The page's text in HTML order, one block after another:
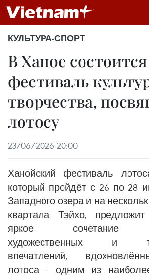
КУЛЬТУРА-СПОРТ
В Ханое состоится
фестиваль
творчества,
лотосу
23/06/2026 20:00
Ханойский фестиваль
который пройдёт с 26 по 28
Западного озера и на
квартала Тэйхо, предложит
яркое сочетание
художественных и
впечатлений,
лотоса - одним из